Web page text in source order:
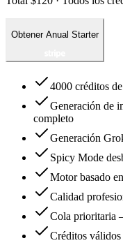
Obtener Anual Starter
4000 créditos
Generación de
completo
Generación
Spicy Mode
Motor basado
Calidad
Cola prioritaria
Créditos válidos